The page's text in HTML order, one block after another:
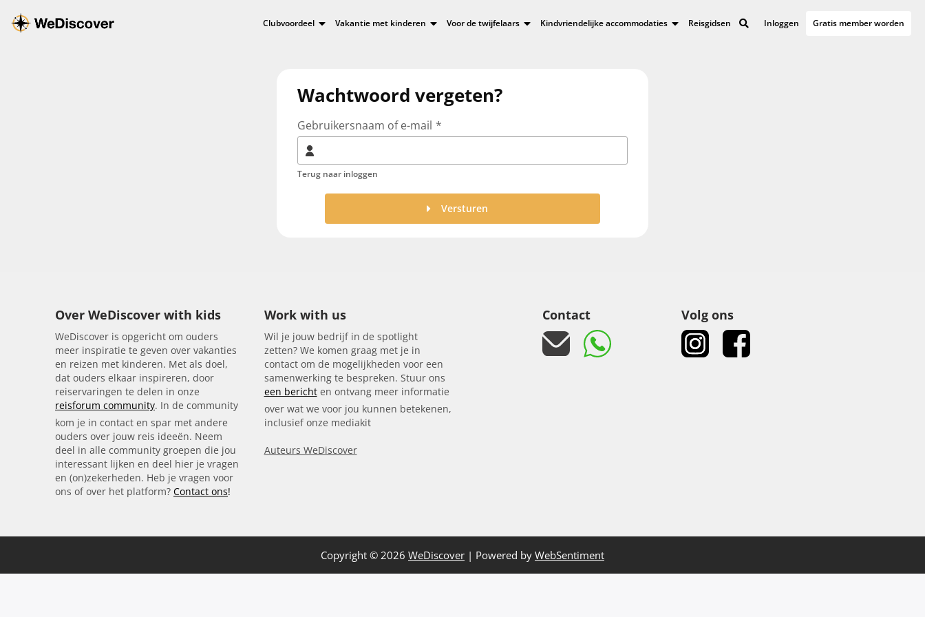
Clubvoordeel Vakantie met kinderen Voor de twijfelaars Kindvriendelijke accommodaties Reisgidsen Inloggen Gratis member worden
Wachtwoord vergeten?
Gebruikersnaam of e-mail
Terug naar inloggen
Versturen
Over WeDiscover with kids
WeDiscover is opgericht om ouders
meer inspiratie te geven over vakanties
en reizen met kinderen. Met als doel,
dat ouders elkaar inspireren, door
reiservaringen te delen in onze
reisforum community. In de community
kom je in contact en spar met andere
ouders over jouw reis ideeën. Neem
deel in alle community groepen die jou
interessant lijken en deel hier je vragen
en (on)zekerheden. Heb je vragen voor
ons of over het platform? Contact ons!
Work with us
Wil je jouw bedrijf in de spotlight
zetten? We komen graag met je in
contact om de mogelijkheden voor een
samenwerking te bespreken. Stuur ons
een berichten ontvang meer informatie
over wat we voor jou kunnen betekenen,
inclusief onze mediakit
Auteurs WeDiscover
Contact Volg ons
Copyright © 2026 WeDiscover | Powered by WebSentiment